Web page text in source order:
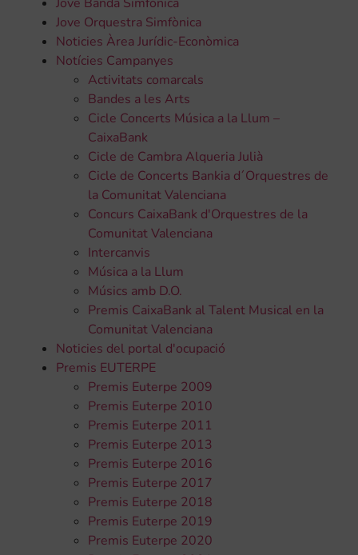
Jove Orquestra Simfònica
Noticies Àrea Jurídic-Econòmica
Notícies Campanyes
Activitats comarcals
Bandes a les Arts
Cicle Concerts Música a la Llum –
CaixaBank
Cicle de Cambra Alqueria Julià
Cicle de Concerts Bankia d´Orquestres de
la Comunitat Valenciana
Concurs CaixaBank d'Orquestres de la
Comunitat Valenciana
Intercanvis
Música a la Llum
Músics amb D.O.
Premis CaixaBank al Talent Musical en la
Comunitat Valenciana
Noticies del portal d'ocupació
Premis EUTERPE
Premis Euterpe 2009
Premis Euterpe 2010
Premis Euterpe 2011
Premis Euterpe 2013
Premis Euterpe 2016
Premis Euterpe 2017
Premis Euterpe 2018
Premis Euterpe 2019
Premis Euterpe 2020